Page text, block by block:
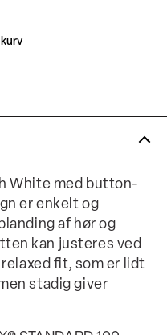
White med button-
er enkelt og
af hør og
kan justeres ved
fit, som er lidt
stadig giver